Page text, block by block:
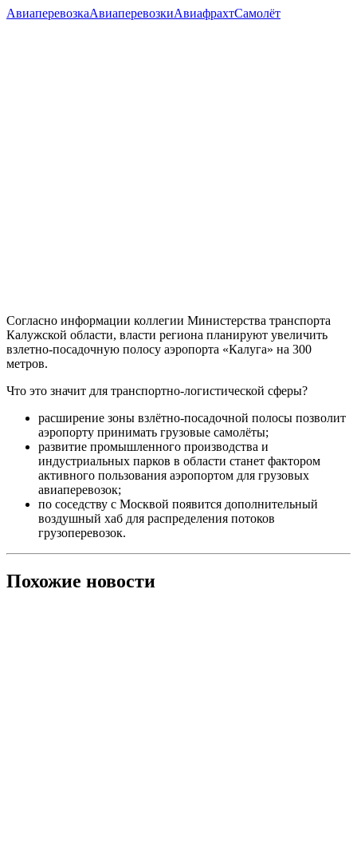
АвиаперевозкаАвиаперевозкиАвиафрахтСамолёт
Согласно информации коллегии Министерства транспорта
Калужской области, власти региона планируют увеличить
взлетно-посадочную полосу аэропорта «Калуга» на 300
метров.
Что это значит для транспортно-логистической сферы?
расширение зоны взлётно-посадочной полосы позволит
аэропорту принимать грузовые самолёты;
развитие промышленного производства и
индустриальных парков в области станет фактором
активного пользования аэропортом для грузовых
авиаперевозок;
по соседству с Москвой появится дополнительный
воздушный хаб для распределения потоков
грузоперевозок.
Похожие новости